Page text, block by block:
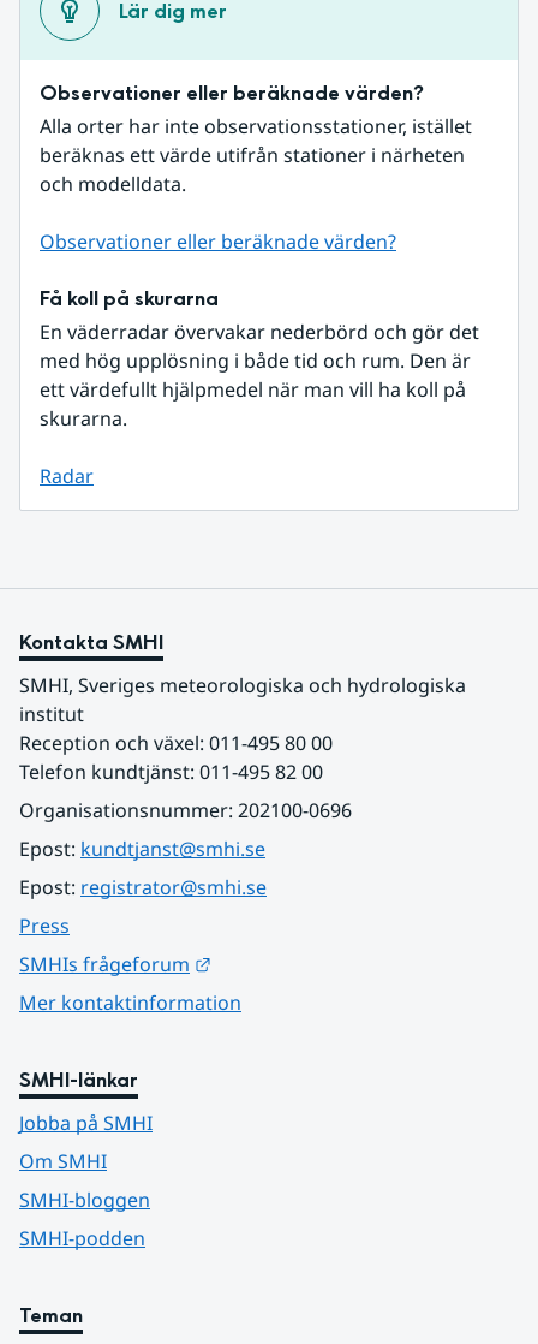
Lär dig mer
Observationer eller beräknade värden?
Alla orter har inte observationsstationer, istället
beräknas ett värde utifrån stationer i närheten
och modelldata.
Observationer eller beräknade värden?
Få koll på skurarna
En väderradar övervakar nederbörd och gör det
med hög upplösning i både tid och rum. Den är
ett värdefullt hjälpmedel när man vill ha koll på
skurarna.
Radar
Kontakta SMHI
SMHI, Sveriges meteorologiska och hydrologiska
institut
Reception och växel: 011-495 80 00
Telefon kundtjänst: 011-495 82 00
Organisationsnummer: 202100-0696
Epost: kundtjanst@smhi.se
Epost: registrator@smhi.se
Press
SMHIs frågeforum
Mer kontaktinformation
SMHI-länkar
Jobba på SMHI
Om SMHI
SMHI-bloggen
SMHI-podden
Teman